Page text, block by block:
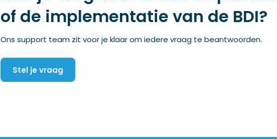
of de implementatie van de BDI?
Ons support team zit voor je klaar om iedere vraag te beantwoorden.
Stel je vraag